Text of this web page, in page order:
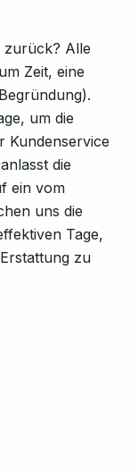
zurück? Alle
Zeit, eine
um die
Kundenservice
die
ein vom
uns die
Tage,
zu